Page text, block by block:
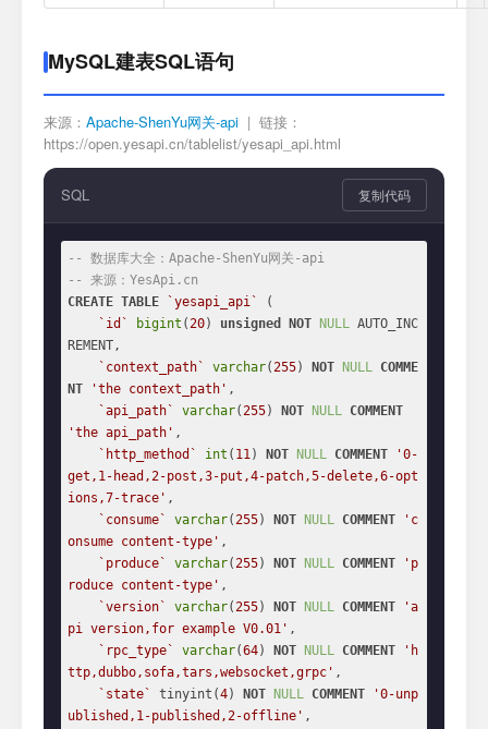
MySQL建表SQL语句
来源： Apache-ShenYu网关-api | 链接：
https://open.yesapi.cn/tablelist/yesapi_api.html
SQL 复制代码
-- 数据库大全：Apache-ShenYu网关-api
-- 来源：YesApi.cn
CREATE TABLE `yesapi_api`
(
`id`
bigint (20) unsigned NOT NULL AUTO_INC
REMENT,
`context_path`
varchar(255) NOT NULL COMME
NT
'the context_path' ,
`api_path`
varchar(255) NOT NULL COMMENT
'the api_path' ,
`http_method`
int ( 11) NOT NULL COMMENT
'0-
get,1-head,2-post,3-put,4-patch,5-delete,6-opt
ions,7-trace' ,
`consume`
varchar(255) NOT NULL COMMENT
'c
onsume content-type' ,
`produce`
varchar(255) NOT NULL COMMENT
'p
roduce content-type' ,
`version`
varchar(255) NOT NULL COMMENT
'a
pi version,for example V0.01' ,
`rpc_type`
varchar(64) NOT NULL COMMENT
'h
ttp,dubbo,sofa,tars,websocket,grpc' ,
`state`
tinyint(4) NOT NULL COMMENT
'0-unp
ublished,1-published,2-offline' ,